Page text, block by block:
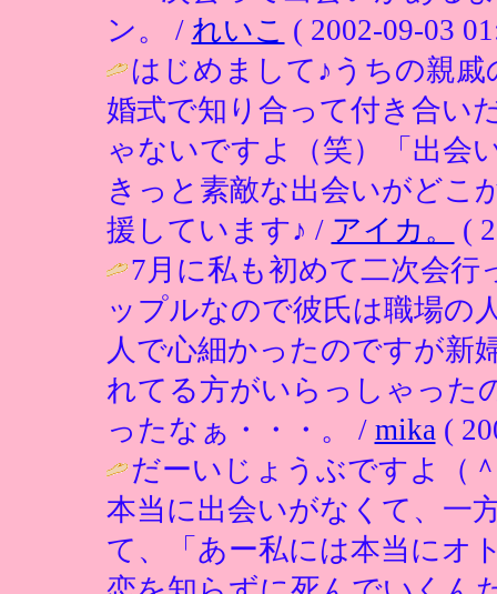
ン。 / れいこ ( 2002-09-03
はじめまして♪うちの親
婚式で知り合って付き合い
ゃないですよ（笑）「出会
きっと素敵な出会いがどこ
援しています♪ / アイカ。
(
7月に私も初めて二次会
ップルなので彼氏は職場の
人で心細かったのですが新
れてる方がいらっしゃった
ったなぁ・・・。 / mika (
だーいじょうぶですよ（
本当に出会いがなくて、一
て、「あー私には本当にオ